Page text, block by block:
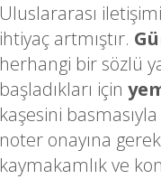
Uluslararası
ihtiyaç artmıştır.
herhangi bir sözlü
başladıkları için
kaşesini
noter onayına
kaymakamlık ve